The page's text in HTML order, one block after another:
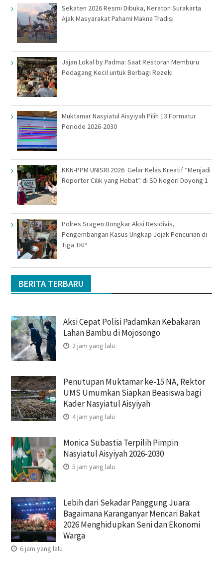
Sekaten 2026 Resmi Dibuka, Keraton Surakarta
Ajak Masyarakat Pahami Makna Tradisi
Jajan Lokal by Padma: Saat Restoran Memburu
Pedagang Kecil untuk Berbagi Rezeki
Muktamar Nasyiatul Aisyiyah Pilih 13 Formatur
Periode 2026-2030
KKN-PPM UNISRI 2026 Gelar Kelas Kreatif “Menjadi
Reporter Cilik yang Hebat” di SD Negeri Doyong 1
Polres Sragen Bongkar Aksi Residivis,
Pengembangan Kasus Ungkap Jejak Pencurian di
Tiga TKP
BERITA TERBARU
Aksi Cepat Polisi Padamkan Kebakaran
Lahan Bambu di Mojosongo
2 jam yang lalu
Penutupan Muktamar ke-15 NA, Rektor
UMS Umumkan Siapkan Beasiswa bagi
Kader Nasyiatul Aisyiyah
4 jam yang lalu
Monica Subastia Terpilih Pimpin
Nasyiatul Aisyiyah 2026-2030
5 jam yang lalu
Lebih dari Sekadar Panggung Juara:
Bagaimana Karanganyar Mencari Bakat
2026 Menghidupkan Seni dan Ekonomi
Warga
6 jam yang lalu